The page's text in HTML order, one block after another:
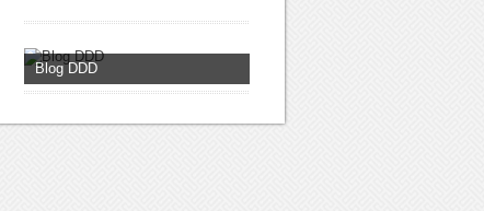
Blog DDD